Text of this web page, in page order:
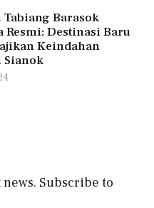
Tabiang Barasok
Resmi: Destinasi Baru
Keindahan
Sianok
Subscribe to